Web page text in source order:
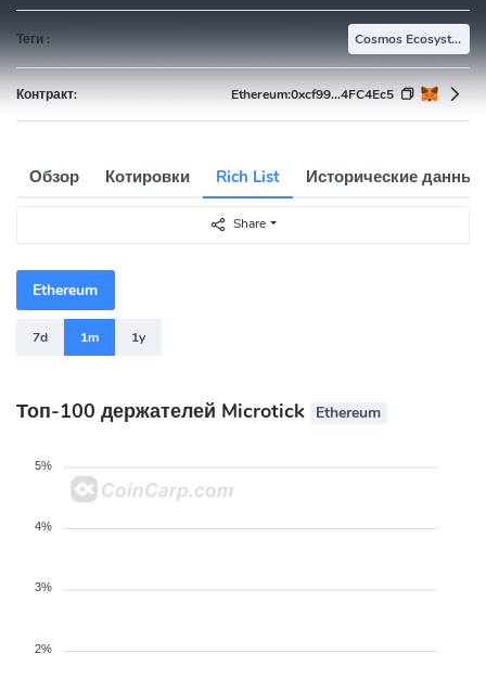
Теги : Cosmos Ecosystem
Контракт: Ethereum:0xcf99...4FC4Ec5
Обзор Котировки Rich List Исторические данные
Share
Ethereum
7d 1m 1y
Топ-100 держателей Microtick Ethereum
5%
4%
3%
2%